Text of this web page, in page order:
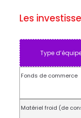
Les
Type
Fonds de commerce
Matériel froid (de